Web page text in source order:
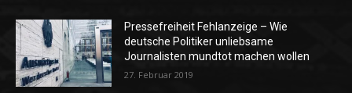
Pressefreiheit Fehlanzeige – Wie
deutsche Politiker unliebsame
Journalisten mundtot machen wollen
27. Februar 2019